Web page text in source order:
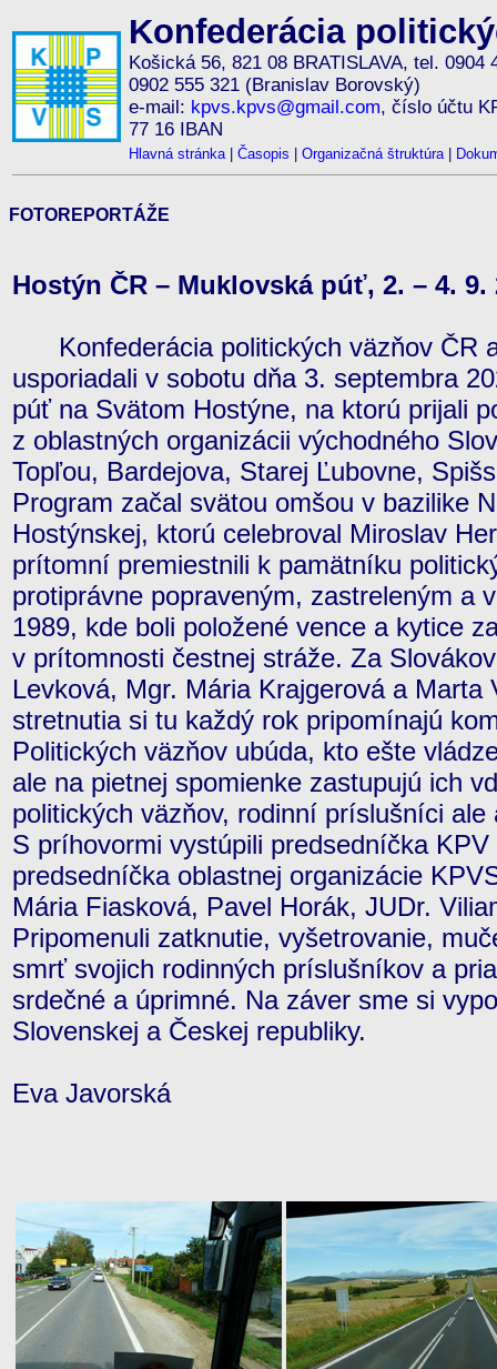
Konfederácia
Košická 56, 821 08 BRATISLAVA, tel. 0904
0902 555 321 (Branislav Borovský)
e-mail: kpvs.kpvs@gmail.com, číslo účtu
77 16 IBAN
Hlavná stránka| Časopis Organizačná štruktúra|
FOTOREPORTÁŽE
Hostýn ČR – Muklovská púť, 2. – 4. 9.
Konfederácia politických väzňov ČR
usporiadali v sobotu dňa 3. septembra
púť na Svätom Hostýne, na ktorú prijali
z oblastných organizácii východného
Topľou, Bardejova, Starej Ľubovne,
Program začal svätou omšou v bazilike
Hostýnskej, ktorú celebroval Miroslav
prítomní premiestnili k pamätníku
protiprávne popraveným, zastreleným a
1989, kde boli položené vence a kytice
v prítomnosti čestnej stráže. Za
Levková, Mgr. Mária Krajgerová a Marta
stretnutia si tu každý rok pripomínajú
Politických väzňov ubúda, kto ešte
ale na pietnej spomienke zastupujú ich
politických väzňov, rodinní príslušníci ale
S príhovormi vystúpili predsedníčka
predsedníčka oblastnej organizácie
Mária Fiasková, Pavel Horák, JUDr.
Pripomenuli zatknutie, vyšetrovanie,
smrť svojich rodinných príslušníkov a
srdečné a úprimné. Na záver sme si
Slovenskej a Českej republiky.
Eva Javorská